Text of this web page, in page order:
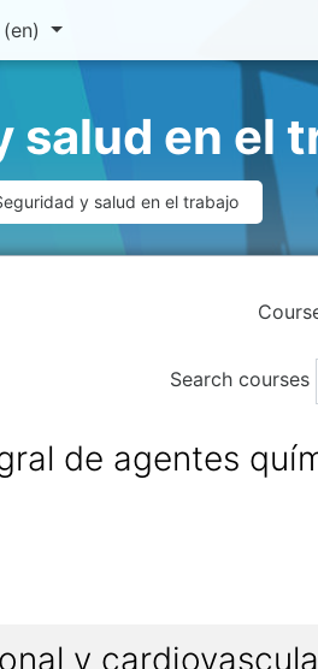
salud en el
y salud en el trabajo
Search courses
de agentes
y